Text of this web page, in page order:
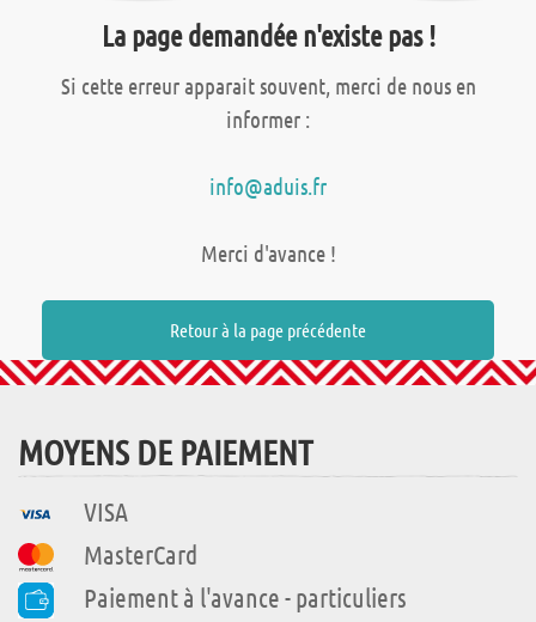
La page demandée n'existe pas !
Si cette erreur apparait souvent, merci de nous en
informer :
info@aduis.fr
Merci d'avance !
Retour à la page précédente
MOYENS DE PAIEMENT
VISA
MasterCard
Paiement à l'avance - particuliers